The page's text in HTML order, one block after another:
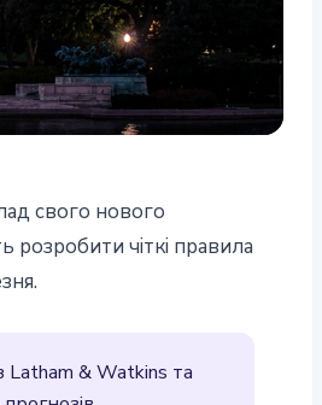
свого нового
чіткі правила
Latham & Watkins та